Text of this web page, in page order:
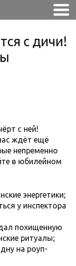
с дичи!
с ней!
ждёт ещё
непременно
в юбилейном
энергетики;
у инспектора
похищенную
ритуалы;
на роуп-